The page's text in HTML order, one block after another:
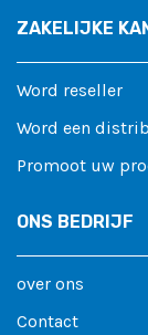
ZAKELIJKE
Word reseller
Word een
Promoot uw
ONS BEDRIJF
over ons
Contact